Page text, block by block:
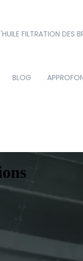
FILTRATION DES
BLOG